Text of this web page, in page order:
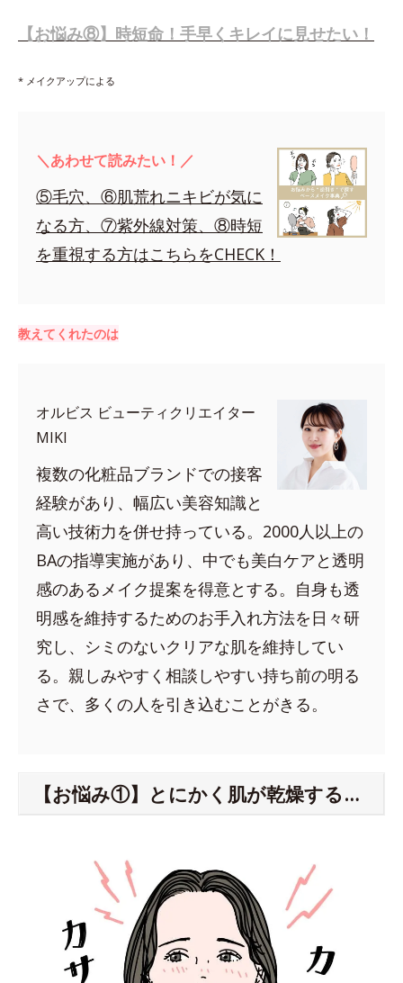
【お悩み⑧】時短命！手早くキレイに見せたい！
* メイクアップによる
＼あわせて読みたい！／
⑤毛穴、⑥肌荒れニキビが気に
なる方、⑦紫外線対策、⑧時短
を重視する方はこちらをCHECK！
教えてくれたのは
オルビス ビューティクリエイター
MIKI
複数の化粧品ブランドでの接客
経験があり、幅広い美容知識と
高い技術力を併せ持っている。2000人以上の
BAの指導実施があり、中でも美白ケアと透明
感のあるメイク提案を得意とする。自身も透
明感を維持するためのお手入れ方法を日々研
究し、シミのないクリアな肌を維持してい
る。親しみやすく相談しやすい持ち前の明る
さで、多くの人を引き込むことがきる。
【お悩み①】とにかく肌が乾燥する…